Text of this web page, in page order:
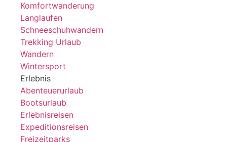
Komfortwanderung
Langlaufen
Schneeschuhwandern
Trekking Urlaub
Wandern
Wintersport
Erlebnis
Abenteuerurlaub
Bootsurlaub
Erlebnisreisen
Expeditionsreisen
Freizeitparks